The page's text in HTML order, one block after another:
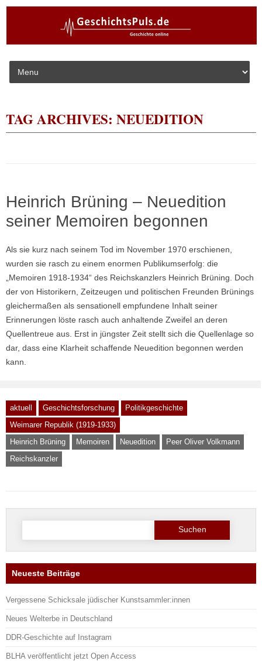
Skip to content
TAG ARCHIVES: NEUEDITION
Heinrich Brüning – Neuedition
seiner Memoiren begonnen
Als sie kurz nach seinem Tod im November 1970 erschienen,
wurden sie rasch zu einem enormen Publikumserfolg: die
„Memoiren 1918-1934“ des Reichskanzlers Heinrich Brüning. Doch
der von Historikern, Zeitzeugen und politischen Freunden Brünings
gleichermaßen als sensationell empfundene Inhalt seiner
Erinnerungen löste rasch auch anhaltende Zweifel an deren
Quellentreue aus. Erst in jüngster Zeit stellt sich die Quellenlage so
dar, dass eine Klarheit schaffende Neuedition begonnen werden
kann.
aktuell Geschichtsforschung
Politikgeschichte
Weimarer Republik (1919-1933)
Heinrich Brüning
Memoiren Neuedition
Peer Oliver Volkmann
Reichskanzler
Suche
Neueste Beiträge
Vergessene Schicksale jüdischer Kunstsammler:innen
Neues Welterbe in Deutschland
DDR-Geschichte auf Instagram
BLHA veröffentlicht jetzt Open Access